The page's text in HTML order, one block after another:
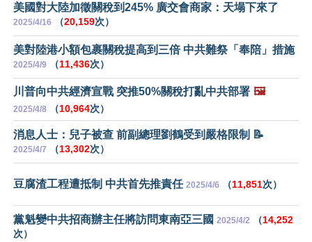
美國對大陸加徵關稅到245% 廣交會商家：天塌下來了
2025/4/16 （20,159次）
美對陸港小額包裹關稅提高到三倍 中共難祭「奉陪」措施
2025/4/9 （11,436次）
川普向中共經濟宣戰 突推50%關稅打亂中共部署 🖼️
2025/4/8 （10,964次）
消息人士：兒子被查 前副總理劉鶴受到嚴格限制 📝
2025/4/7 （13,302次）
豆腐渣工程遭抵制 中共首先推責任 2025/4/6 （11,851次）
黨魁變中共招商辦主任將訪問東南亞三國 2025/4/2 （14,252
次）